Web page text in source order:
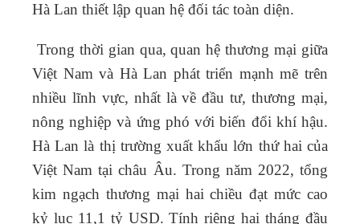
Hà Lan thiết lập quan hệ đối tác toàn diện.
Trong thời gian qua, quan hệ thương mại giữa
Việt Nam và Hà Lan phát triển mạnh mẽ trên
nhiều lĩnh vực, nhất là về đầu tư, thương mại,
nông nghiệp và ứng phó với biến đổi khí hậu.
Hà Lan là thị trường xuất khẩu lớn thứ hai của
Việt Nam tại châu Âu. Trong năm 2022, tổng
kim ngạch thương mại hai chiều đạt mức cao
kỷ lục 11,1 tỷ USD. Tính riêng hai tháng đầu